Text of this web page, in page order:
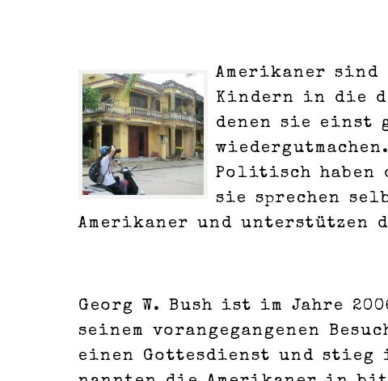
Amerikaner sind
Kindern in die
denen sie einst
Politisch haben
sie sprechen
Amerikaner und unterstützen
Georg W. Bush ist im Jahre
seinem vorangegangenen
einen Gottesdienst und stieg